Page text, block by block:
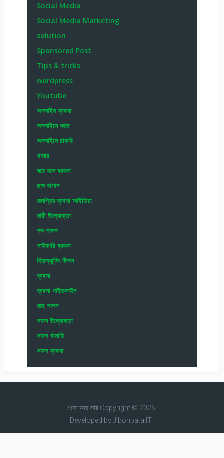
Social Media
Social Media Marketing
solution
Sponsored Post
Tips & tricks
wordpress
Youtube
অনলাইন ব্যবসা
অনলাইনে কাজ
অনলাইনে চাকরি
খামার
ঘরে বসে ব্যবসা
ছাদ বাগান
জনপ্রিয় ব্যবসা আইডিয়া
নারী উদ্যোক্তা
পশু পালন
পাইকারি ব্যবসা
ফ্রিল্যান্সিং টিপস
ব্যবসা
ব্যবসা গাইডলাইন
মাছ পালন
সফল উদ্যোক্তা
সফল খামারি
সফল ব্যবসা
এসো আয় করিCopyright © 2026.
Developed byJibonpata IT